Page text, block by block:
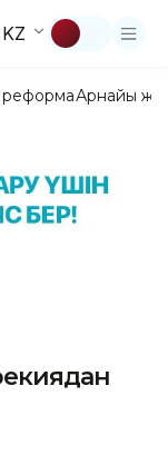
KZ
реформаАрнайы